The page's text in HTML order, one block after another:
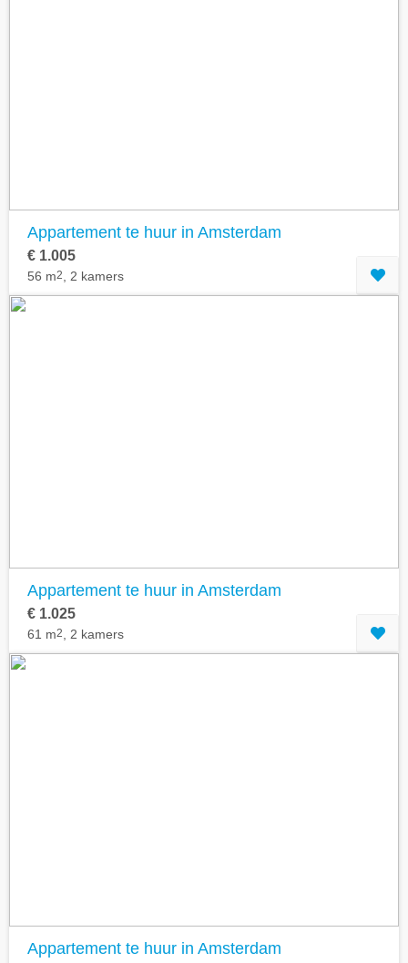
Appartement te huur in Amsterdam
€ 1.005
56 m2 , 2 kamers
Appartement te huur in Amsterdam
€ 1.025
61 m2 , 2 kamers
Appartement te huur in Amsterdam